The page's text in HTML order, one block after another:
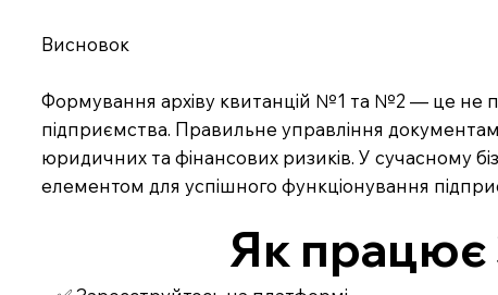
Висновок
Формування архіву квитанцій №1 та №2 — це не
підприємства. Правильне управління
юридичних та фінансових ризиків. У сучасному
елементом для успішного функціонування
Як працює